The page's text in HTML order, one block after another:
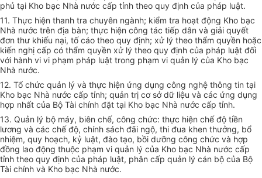
phủ tại Kho bạc Nhà nước cấp tỉnh theo quy định của pháp luật.
11. Thực hiện thanh tra chuyên ngành; kiểm tra hoạt động Kho bạc
Nhà nước trên địa bàn; thực hiện công tác tiếp dân và giải quyết
đơn thư khiếu nại, tố cáo theo quy định; xử lý theo thẩm quyền hoặc
kiến nghị cấp có thẩm quyền xử lý theo quy định của pháp luật đối
với hành vi vi phạm pháp luật trong phạm vi quản lý của Kho bạc
Nhà nước.
12. Tổ chức quản lý và thực hiện ứng dụng công nghệ thông tin tại
Kho bạc Nhà nước cấp tỉnh; quản trị cơ sở dữ liệu và các ứng dụng
hợp nhất của Bộ Tài chính đặt tại Kho bạc Nhà nước cấp tỉnh.
13. Quản lý bộ máy, biên chế, công chức: thực hiện chế độ tiền
lương và các chế độ, chính sách đãi ngộ, thi đua khen thưởng, bổ
nhiệm, quy hoạch, kỷ luật, đào tạo, bồi dưỡng công chức và hợp
đồng lao động thuộc phạm vi quản lý của Kho bạc Nhà nước cấp
tỉnh theo quy định của pháp luật, phân cấp quản lý cán bộ của Bộ
Tài chính và Kho bạc Nhà nước.